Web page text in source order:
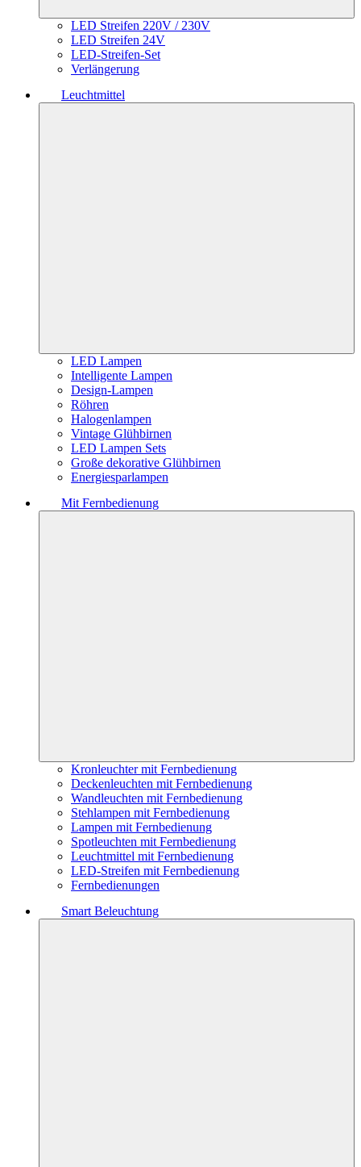
LED Streifen 220V / 230V
LED Streifen 24V
LED-Streifen-Set
Verlängerung
Leuchtmittel
LED Lampen
Intelligente Lampen
Design-Lampen
Röhren
Halogenlampen
Vintage Glühbirnen
LED Lampen Sets
Große dekorative Glühbirnen
Energiesparlampen
Mit Fernbedienung
Kronleuchter mit Fernbedienung
Deckenleuchten mit Fernbedienung
Wandleuchten mit Fernbedienung
Stehlampen mit Fernbedienung
Lampen mit Fernbedienung
Spotleuchten mit Fernbedienung
Leuchtmittel mit Fernbedienung
LED-Streifen mit Fernbedienung
Fernbedienungen
Smart Beleuchtung